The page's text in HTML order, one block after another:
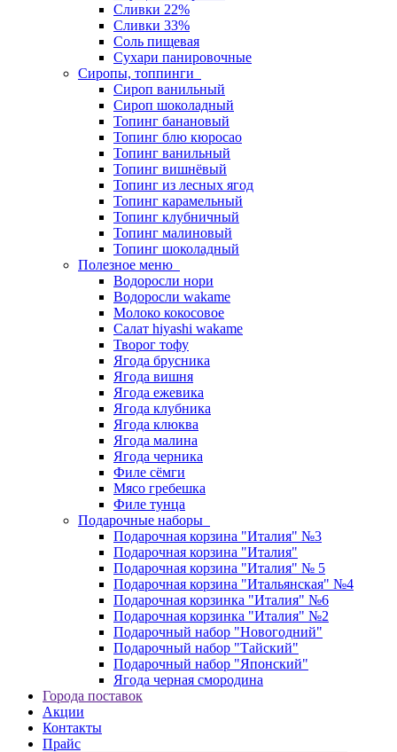
Сливки 22%
Сливки 33%
Соль пищевая
Сухари панировочные
Сиропы, топпинги
Сироп ванильный
Сироп шоколадный
Топинг банановый
Топинг блю кюросао
Топинг ванильный
Топинг вишнёвый
Топинг из лесных ягод
Топинг карамельный
Топинг клубничный
Топинг малиновый
Топинг шоколадный
Полезное меню
Водоросли нори
Водоросли wakame
Молоко кокосовое
Салат hiyashi wakame
Творог тофу
Ягода брусника
Ягода вишня
Ягода ежевика
Ягода клубника
Ягода клюква
Ягода малина
Ягода черника
Филе сёмги
Мясо гребешка
Филе тунца
Подарочные наборы
Подарочная корзина "Италия" №3
Подарочная корзина "Италия"
Подарочная корзина "Италия" № 5
Подарочная корзина "Итальянская" №4
Подарочная корзинка "Италия" №6
Подарочная корзинка "Италия" №2
Подарочный набор "Новогодний"
Подарочный набор "Тайский"
Подарочный набор "Японский"
Ягода черная смородина
Города поставок
Акции
Контакты
Прайс